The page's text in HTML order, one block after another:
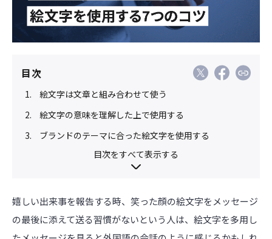
目次
絵文字は文章と組み合わせて使う
絵文字の意味を理解した上で使用する
ブランドのテーマに合った絵文字を使用する
目次をすべて表示する
嬉しい出来事を報告する時、笑った顔の絵文字をメッセージ
の最後に添えて送る習慣がないという人は、絵文字を多用し